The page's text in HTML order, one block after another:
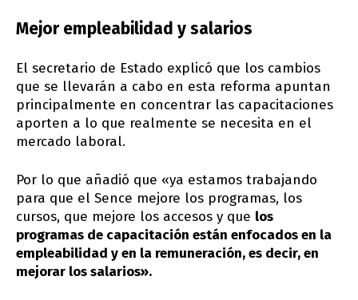
Mejor empleabilidad y salarios
El secretario de Estado explicó que los cambios
que se llevarán a cabo en esta reforma apuntan
principalmente en concentrar las capacitaciones
aporten a lo que realmente se necesita en el
mercado laboral.
Por lo que añadió que «ya estamos trabajando
para que el Sence mejore los programas, los
cursos, que mejore los accesos y que los
programas de capacitación están enfocados en la
empleabilidad y en la remuneración, es decir, en
mejorar los salarios».